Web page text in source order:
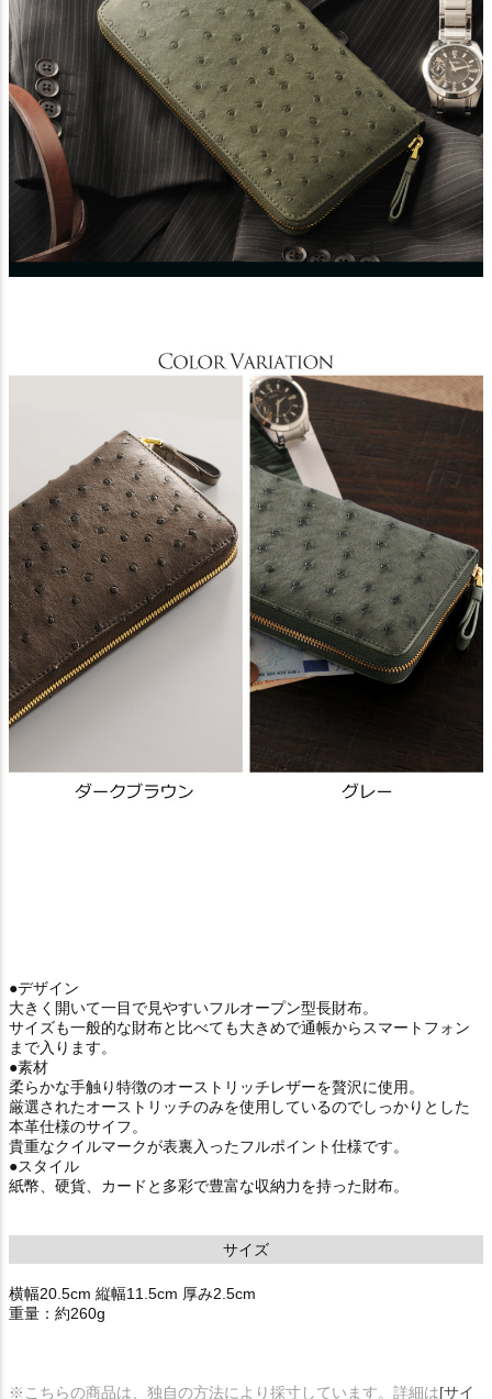
●デザイン
大きく開いて一目で見やすいフルオープン型長財布。
サイズも一般的な財布と比べても大きめで通帳からスマートフォン
まで入ります。
●素材
柔らかな手触り特徴のオーストリッチレザーを贅沢に使用。
厳選されたオーストリッチのみを使用しているのでしっかりとした
本革仕様のサイフ。
貴重なクイルマークが表裏入ったフルポイント仕様です。
●スタイル
紙幣、硬貨、カードと多彩で豊富な収納力を持った財布。
サイズ
横幅20.5cm 縦幅11.5cm 厚み2.5cm
重量：約260g
※こちらの商品は、独自の方法により採寸しています。詳細は[サイ